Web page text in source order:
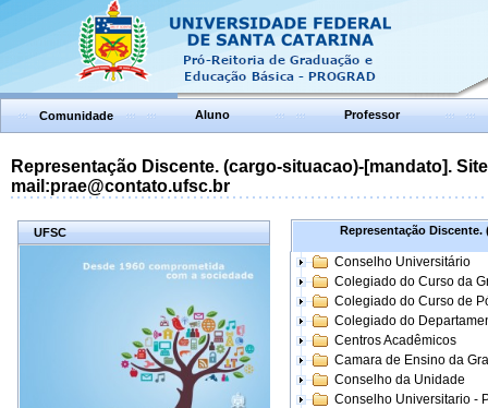
Comunidade Aluno Professor
Representação Discente. (cargo-situacao)-[mandato].
mail:prae@contato.ufsc.br
UFSC Representação Discente.
Conselho Universitário
Colegiado do Curso da
Colegiado do Curso de
Colegiado do
Centros Acadêmicos
Camara de Ensino da
Conselho da Unidade
Conselho Universitario -